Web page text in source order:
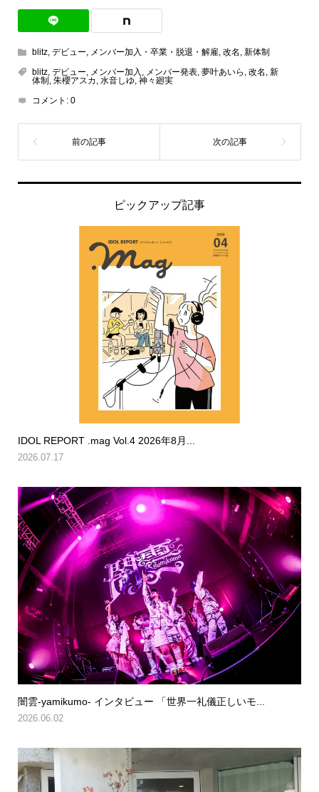
blitz, デビュー, メンバー加入・卒業・脱退・解雇, 改名 , 新体制
blitz, デビュー, メンバー加入 , メンバー発表, 夢叶あいら , 改名 , 新
体制 , 朱櫻アスカ , 水音しゆ, 神々廻実
コメント: 0
ピックアップ記事
IDOL REPORT .mag Vol.4 2026年8月...
2026.07.17
闇雲-yamikumo- インタビュー 「世界一礼儀正しいモ...
2026.06.02